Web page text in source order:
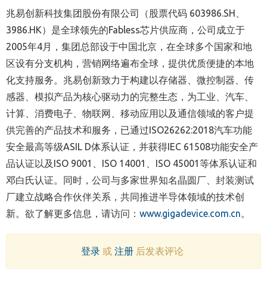
兆易创新科技集团股份有限公司（股票代码 603986.SH、
3986.HK）是全球领先的Fabless芯片供应商，公司成立于
2005年4月，集团总部设于中国北京，在全球多个国家和地
区设有分支机构，营销网络遍布全球，提供优质便捷的本地
化支持服务。兆易创新致力于构建以存储器、微控制器、传
感器、模拟产品为核心驱动力的完整生态，为工业、汽车、
计算、消费电子、物联网、移动应用以及通信领域的客户提
供完善的产品技术和服务，已通过ISO26262:2018汽车功能
安全最高等级ASIL D体系认证，并获得IEC 61508功能安全产
品认证以及ISO 9001、ISO 14001、ISO 45001等体系认证和
邓白氏认证。同时，公司与多家世界知名晶圆厂、封装测试
厂建立战略合作伙伴关系，共同推进半导体领域的技术创
新。欲了解更多信息，请访问： www.gigadevice.com.cn。
登录或 注册后发表评论